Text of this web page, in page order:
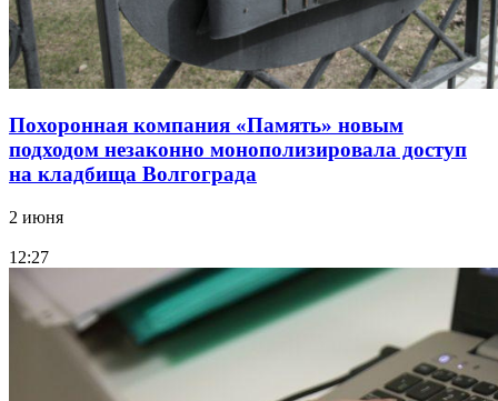
Похоронная компания «Память» новым
подходом незаконно монополизировала доступ
на кладбища Волгограда
2 июня
12:27